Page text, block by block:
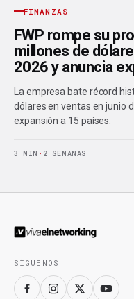
FINANZAS
FWP rompe su
millones de
2026 y anuncia
La empresa bate récord
dólares en ventas en junio
expansión a 15 países.
3 MIN · 2 SEMANAS
SÍGUENOS